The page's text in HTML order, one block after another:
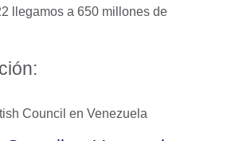
llegamos a 650 millones de